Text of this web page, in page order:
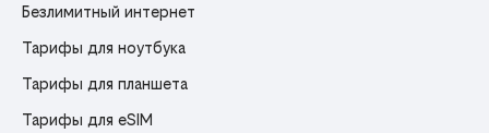
Безлимитный интернет
Тарифы для ноутбука
Тарифы для планшета
Тарифы для eSIM